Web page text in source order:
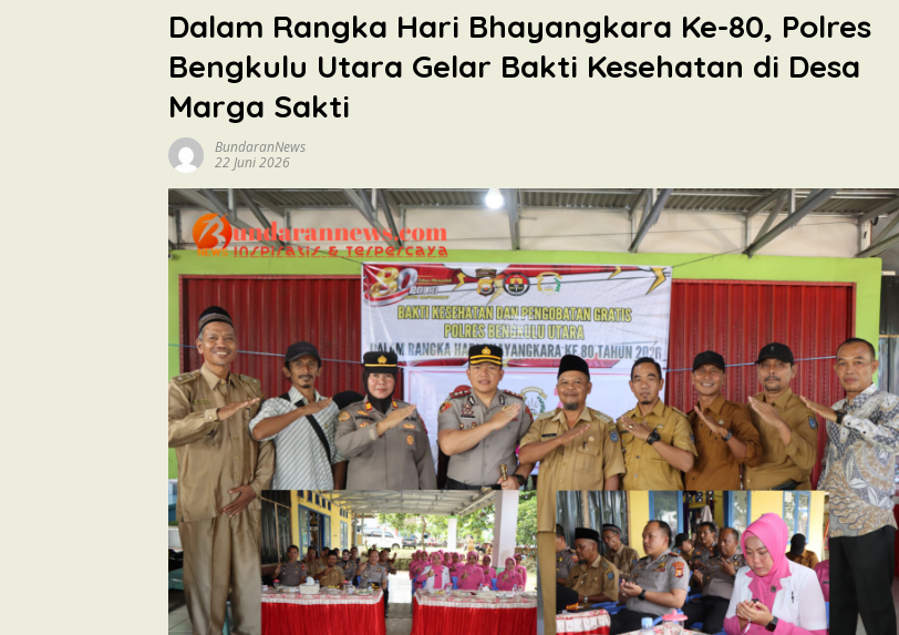
Dalam Rangka Hari Bhayangkara Ke-80, Polres
Bengkulu Utara Gelar Bakti Kesehatan di Desa
Marga Sakti
BundaranNews
22 Juni 2026